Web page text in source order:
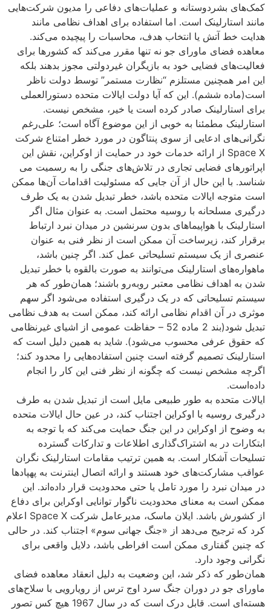
کمک‌های بشردوستانه و عملیات‌های دفاعی را مدیون شرکت‌هایی
مانند استارلینک است. اما استفاده برای اهداف نظامی مانند
هدایت خط آتش یا انتخاب هدف، محاسبات را پیچیده می‌کند.
معاهده فضای ماورای جو نه تنها مقرر می‌کند که کشورها برای
فعالیت‌های فضایی خود به بازیگران غیردولتی مجوز بدهند بلکه
این امر همچنین مستلزم “نظارت مستمر” توسط دولت ناظر
است(ماده ششم). این که آیا دولت ایالات متحده دستورالعملی
برای استارلینک صادر کرده است یا خیر، مشخص نیست.
استارلینک مطمئنا به خوبی از این موضوع آگاه است؛ علی‌رغم
نگرانی‌های ادعایی از سوی پنتاگون در مورد خطر امتناع شرکت
Space X از ارائه خدمات خود در حمایت از اوکراین، نقش این
اپراتورهای فضایی تجاری در تلاش‌های جنگی را به رسمیت می
شناسد. با این حال از آن جایی که مسئولیت اقدامات آن‌ها ممکن
است متوجه ایالات متحده باشد، خطر تبدیل شدن به یک طرف
درگیری مسلحانه با روسیه محتمل است. به عنوان مثال اگر
استارلینک با هواپیماهای بدون سرنشین در میدان نبرد ارتباط
برقرار کند، زیرساخت آن ممکن است از نظر فنی به عنوان
عنصری از یک سیستم تسلیحاتی عمل کند. اگر چنین باشد،
ماهواره‌های استارلینک می‌توانند به صورت بالقوه با خطر تبدیل
شدن به اهداف نظامی معتبر روبه‌رو باشند؛ همان‌طور که هر
سیستم تسلیحاتی که در یک درگیری استفاده می‌شود اگر سهم
موثری در آن اقدام نظامی ارائه کند، ممکن است به هدف نظامی
تبدیل شود(بند 2 ماده 52 – حفاظت عمومی از اشیای غیرنظامی
که حقوق عرفی محسوب می‌شود). شاید به همین دلیل است که
استارلینک تصمیم گرفته است چنین استفاده‌هایی را محدود کند؛
اگرچه مشخص نیست که چگونه از نظر فنی این کار را انجام
داده‌است.
ایالات متحده به طور طبیعی مایل است از تبدیل شدن به طرف
درگیری روسیه با اوکراین اجتناب کند، در عین حال ایالات متحده
به وضوح از اوکراین در این جنگ حمایت می‌کند که با توجه به
ابتکارات در به اشتراک‌گذاری اطلاعات و تدارکات گسترده
تسلیحات آشکار است. به همین ترتیب مقامات استارلینک نگران
عواقب مشارکت‌های خود هستند و ارائه اتصال اینترنت به پهپادها
در میدان نبرد را مورد تامل یا حتی محدودیت قرار داده‌اند. این
ممکن است به معنای محدودیت ناگوار توانایی اوکراین برای دفاع
از کشورش باشد. ایلان ماسک، مدیرعامل شرکت Space X اعلام
کرد که ترجیح می‌دهد از «جنگ جهانی سوم» اجتناب کند. در حالی
که چنین گفتاری ممکن است افراطی باشد، دلایل واقعی برای
نگرانی وجود دارد.
همان‌طور که ذکر شد، این وضعیت به دلیل انعقاد معاهده فضای
ماورای جو در دوران جنگ سرد اوج ترس از رویارویی با سلاح‌های
هسته‌ای است. قابل درک است که در سال 1967 هیچ‌ کس تصور